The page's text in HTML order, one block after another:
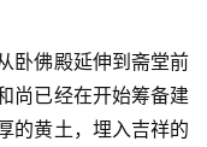
卧佛殿延伸到斋堂前
尚已经在开始筹备建
的黄土，埋入吉祥的